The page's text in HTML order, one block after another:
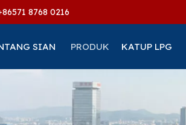
571 8768 0216
SIAN PRODUK KATUP LPG